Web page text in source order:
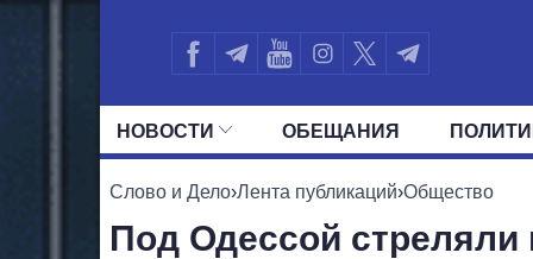
НОВОСТИ ОБЕЩАНИЯ
ВСЕ ПОЛИТИКИ ПРЕЗИДЕНТ И
Слово и Дело›Лента публикаций›Общество
Под Одессой стреляли